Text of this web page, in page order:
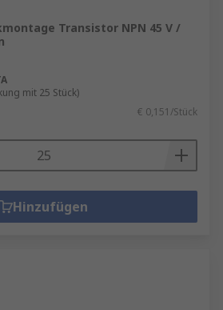
Transistor NPN 45 V /
mit 25 Stück)
€ 0,151/Stück
Hinzufügen